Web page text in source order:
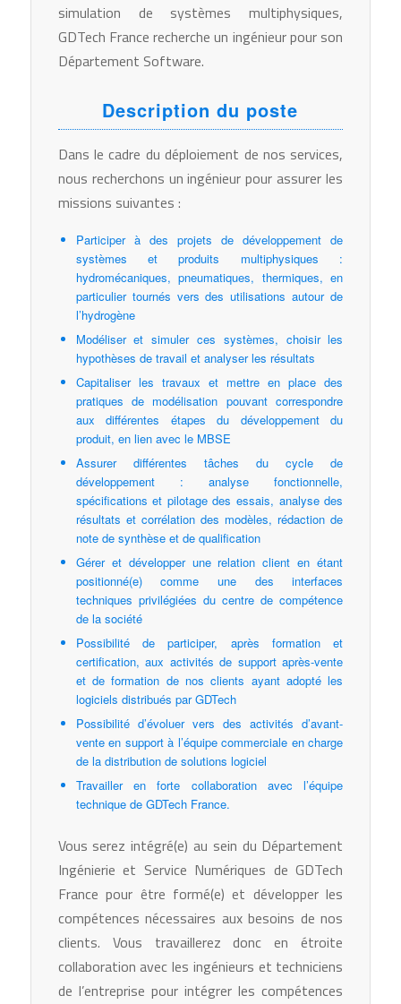
simulation de systèmes multiphysiques,
GDTech France recherche un ingénieur pour son
Département Software.
Description du poste
Dans le cadre du déploiement de nos services,
nous recherchons un ingénieur pour assurer les
missions suivantes :
Participer à des projets de développement de
systèmes et produits multiphysiques :
hydromécaniques, pneumatiques, thermiques, en
particulier tournés vers des utilisations autour de
l’hydrogène
Modéliser et simuler ces systèmes, choisir les
hypothèses de travail et analyser les résultats
Capitaliser les travaux et mettre en place des
pratiques de modélisation pouvant correspondre
aux différentes étapes du développement du
produit, en lien avec le MBSE
Assurer différentes tâches du cycle de
développement : analyse fonctionnelle,
spécifications et pilotage des essais, analyse des
résultats et corrélation des modèles, rédaction de
note de synthèse et de qualification
Gérer et développer une relation client en étant
positionné(e) comme une des interfaces
techniques privilégiées du centre de compétence
de la société
Possibilité de participer, après formation et
certification, aux activités de support après-vente
et de formation de nos clients ayant adopté les
logiciels distribués par GDTech
Possibilité d’évoluer vers des activités d’avant-
vente en support à l’équipe commerciale en charge
de la distribution de solutions logiciel
Travailler en forte collaboration avec l’équipe
technique de GDTech France.
Vous serez intégré(e) au sein du Département
Ingénierie et Service Numériques de GDTech
France pour être formé(e) et développer les
compétences nécessaires aux besoins de nos
clients. Vous travaillerez donc en étroite
collaboration avec les ingénieurs et techniciens
de l’entreprise pour intégrer les compétences